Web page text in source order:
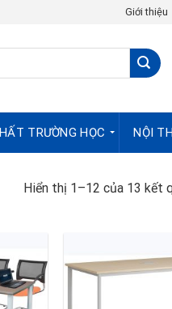
Giới thiệu
TRƯỜNG HỌC NỘI
Hiển thị 1–12 của 13 kết